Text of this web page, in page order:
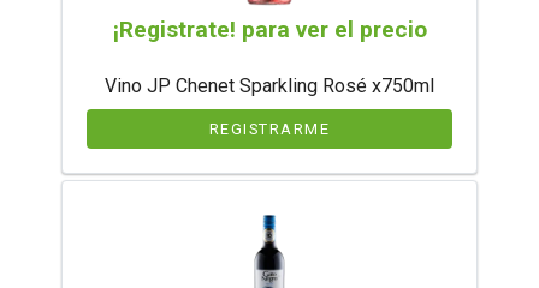
¡Registrate! para ver el precio
Vino JP Chenet Sparkling Rosé x750ml
REGISTRARME